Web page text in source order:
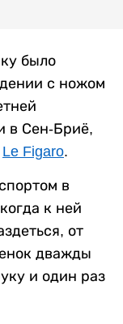
было
с ножом
в Сен-Бриё,
Le Figaro.
в
к ней
от
дважды
и один раз